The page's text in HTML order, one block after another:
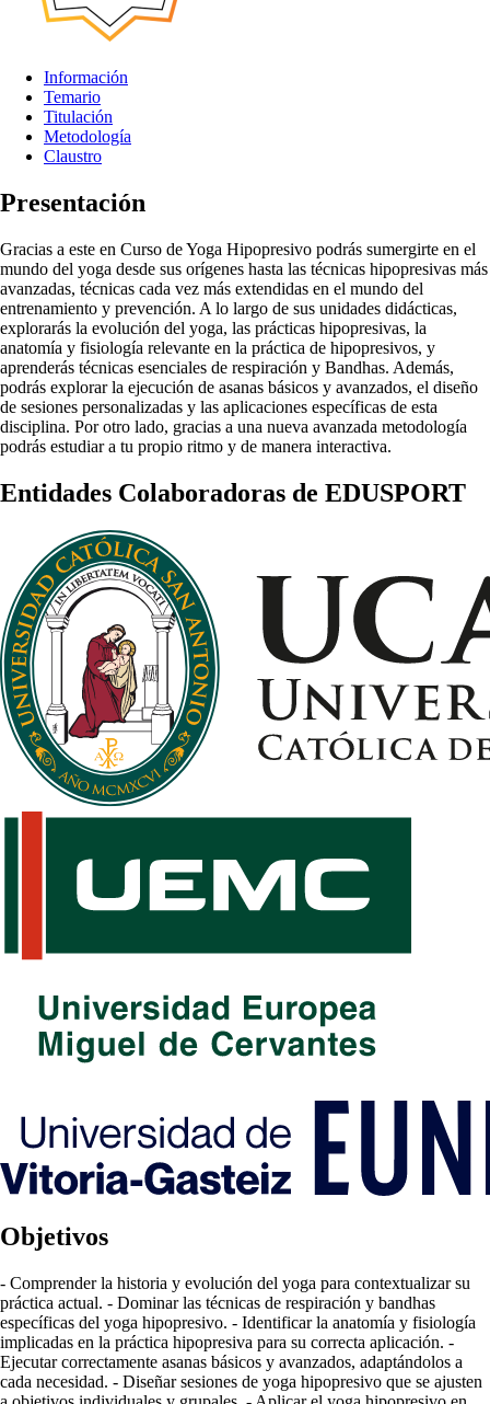
Información
Temario
Titulación
Metodología
Claustro
Presentación
Gracias a este en Curso de Yoga Hipopresivo podrás sumergirte en el
mundo del yoga desde sus orígenes hasta las técnicas hipopresivas más
avanzadas, técnicas cada vez más extendidas en el mundo del
entrenamiento y prevención. A lo largo de sus unidades didácticas,
explorarás la evolución del yoga, las prácticas hipopresivas, la
anatomía y fisiología relevante en la práctica de hipopresivos, y
aprenderás técnicas esenciales de respiración y Bandhas. Además,
podrás explorar la ejecución de asanas básicos y avanzados, el diseño
de sesiones personalizadas y las aplicaciones específicas de esta
disciplina. Por otro lado, gracias a una nueva avanzada metodología
podrás estudiar a tu propio ritmo y de manera interactiva.
Entidades Colaboradoras de EDUSPORT
Objetivos
- Comprender la historia y evolución del yoga para contextualizar su
práctica actual. - Dominar las técnicas de respiración y bandhas
específicas del yoga hipopresivo. - Identificar la anatomía y fisiología
implicadas en la práctica hipopresiva para su correcta aplicación. -
Ejecutar correctamente asanas básicos y avanzados, adaptándolos a
cada necesidad. - Diseñar sesiones de yoga hipopresivo que se ajusten